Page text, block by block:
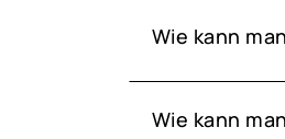
Wie kann
Wie kann